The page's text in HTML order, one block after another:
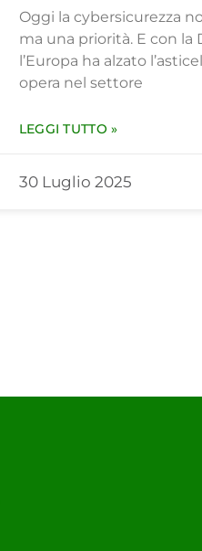
Oggi la cybersicurezza
ma una priorità. E con la
l’Europa ha alzato
opera nel settore
LEGGI TUTTO »
30 Luglio 2025